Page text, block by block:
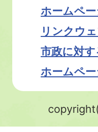
ホームペ
リンク ウ
市政に対
ホームペ